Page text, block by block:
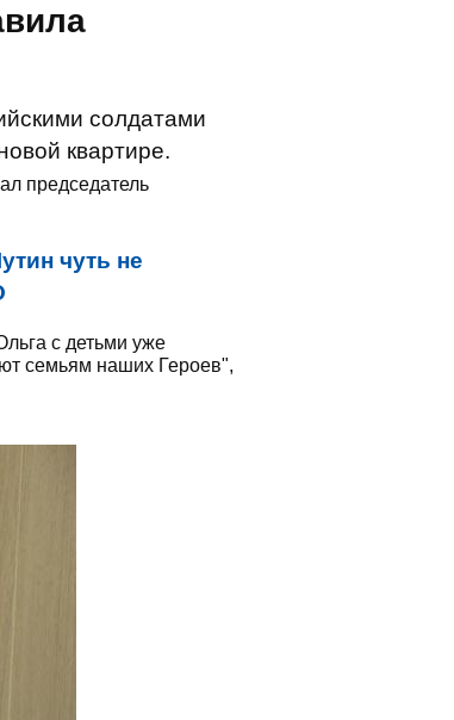
солдатами
квартире.
председатель
чуть не
с детьми уже
семьям наших Героев",